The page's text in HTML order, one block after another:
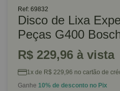
Ref: 69832
Disco de Lixa
Peças G400
R$ 229,96 à vista
1x de R$ 229,96 no cartão de
Ganhe 10% de desconto no Pix